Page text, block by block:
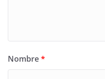
Nombre*